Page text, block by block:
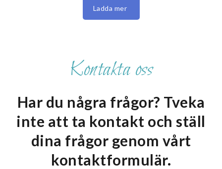
Kontakta oss
Har du några frågor? Tveka
inte att ta kontakt och ställ
dina frågor genom vårt
kontaktformulär.